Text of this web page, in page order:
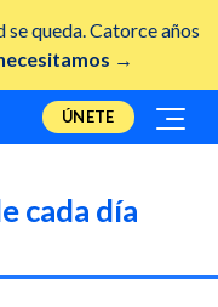
queda. Catorce años
→
ÚNETE
cada día